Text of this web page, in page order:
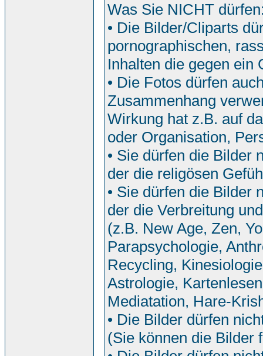
Was Sie NICHT
• Die Bilder/Cliparts
pornographischen,
Inhalten die gegen ein
• Die Fotos dürfen
Zusammenhang
Wirkung hat z.B. auf
oder Organisation,
• Sie dürfen die Bilder
der die religösen
• Sie dürfen die Bilder
der die Verbreitung
(z.B. New Age, Zen,
Parapsychologie,
Recycling,
Astrologie,
Mediatation, Hare-
• Die Bilder dürfen
(Sie können die Bilder